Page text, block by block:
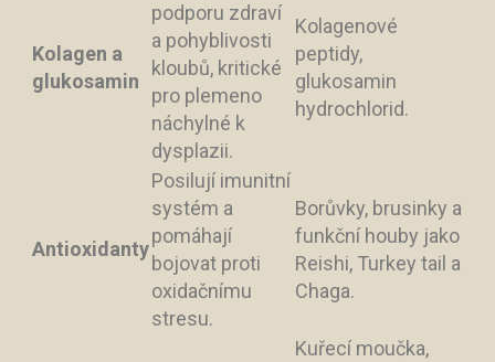
Kolagen a
glukosamin
podporu zdraví
a pohyblivosti
kloubů, kritické
pro plemeno
náchylné k
dysplazii.
Kolagenové
peptidy,
glukosamin
hydrochlorid.
Antioxidanty
Posilují imunitní
systém a
pomáhají
bojovat proti
oxidačnímu
stresu.
Borůvky, brusinky a
funkční houby jako
Reishi, Turkey tail a
Chaga.
Kuřecí moučka,